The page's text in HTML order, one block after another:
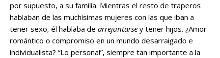
por supuesto, a su familia. Mientras el resto de traperos
hablaban de las muchísimas mujeres con las que iban a
tener sexo, él hablaba de arrejuntarse y tener hijos. ¿Amor
romántico o compromiso en un mundo desarraigado e
individualista? “Lo personal”, siempre tan importante a la